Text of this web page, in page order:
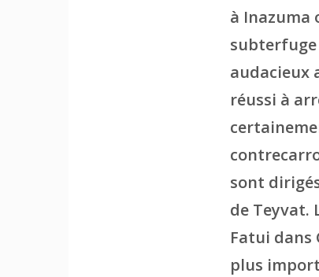
à Inazuma
audacieux
réussi à
sont
de Teyvat.
Fatui dans
plus